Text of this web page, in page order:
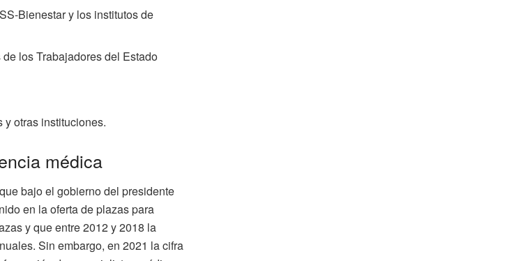
Bienestar y los institutos de
los Trabajadores del Estado
otras instituciones.
médica
bajo el gobierno del presidente
en la oferta de plazas para
y que entre 2012 y 2018 la
Sin embargo, en 2021 la cifra